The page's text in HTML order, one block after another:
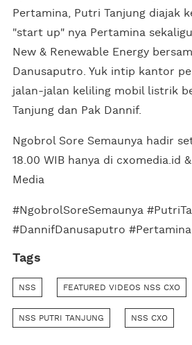
Pertamina, Putri Tanjung diajak
"start up" nya Pertamina
New & Renewable Energy
Danusaputro. Yuk intip kantor
jalan-jalan keliling mobil listrik
Tanjung dan Pak Dannif.
Ngobrol Sore Semaunya hadir
18.00 WIB hanya di cxomedia.id &
Media
#NgobrolSoreSemaunya
#DannifDanusaputro
Tags
NSS FEATURED VIDEOS NSS CXO
NSS PUTRI TANJUNG NSS CXO